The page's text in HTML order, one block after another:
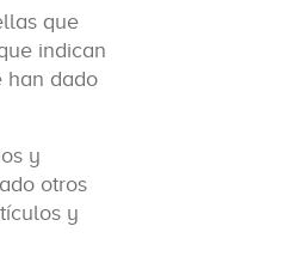
que
indican
han dado
y
otros
y